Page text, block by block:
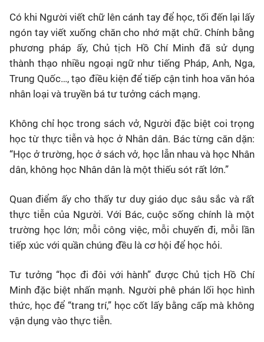
Có khi Người viết chữ lên cánh tay để học, tối đến lại lấy
ngón tay viết xuống chăn cho nhớ mặt chữ. Chính bằng
phương pháp ấy, Chủ tịch Hồ Chí Minh đã sử dụng
thành thạo nhiều ngoại ngữ như tiếng Pháp, Anh, Nga,
Trung Quốc…, tạo điều kiện để tiếp cận tinh hoa văn hóa
nhân loại và truyền bá tư tưởng cách mạng.
Không chỉ học trong sách vở, Người đặc biệt coi trọng
học từ thực tiễn và học ở Nhân dân. Bác từng căn dặn:
“Học ở trường, học ở sách vở, học lẫn nhau và học Nhân
dân, không học Nhân dân là một thiếu sót rất lớn.”
Quan điểm ấy cho thấy tư duy giáo dục sâu sắc và rất
thực tiễn của Người. Với Bác, cuộc sống chính là một
trường học lớn; mỗi công việc, mỗi chuyến đi, mỗi lần
tiếp xúc với quần chúng đều là cơ hội để học hỏi.
Tư tưởng “học đi đôi với hành” được Chủ tịch Hồ Chí
Minh đặc biệt nhấn mạnh. Người phê phán lối học hình
thức, học để “trang trí,” học cốt lấy bằng cấp mà không
vận dụng vào thực tiễn.